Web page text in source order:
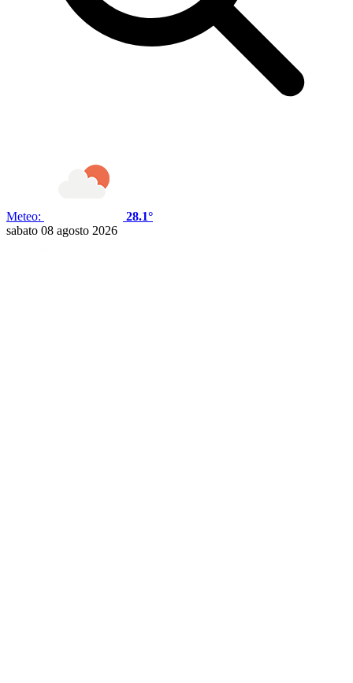
Meteo:
28.1°
sabato 08 agosto 2026